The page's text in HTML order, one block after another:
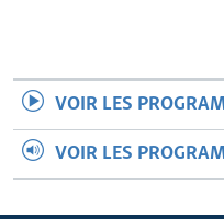
VOIR LES
VOIR LES